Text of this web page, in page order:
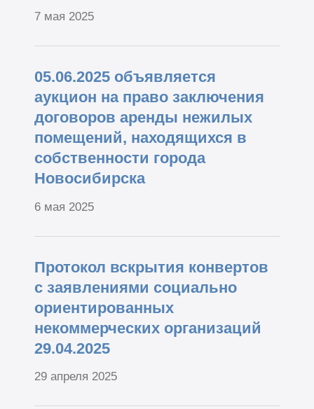
7 мая 2025
05.06.2025 объявляется
аукцион на право заключения
договоров аренды нежилых
помещений, находящихся в
собственности города
Новосибирска
6 мая 2025
Протокол вскрытия конвертов
с заявлениями социально
ориентированных
некоммерческих организаций
29.04.2025
29 апреля 2025